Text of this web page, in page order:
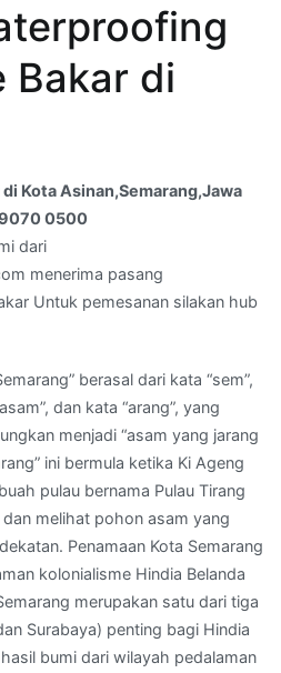
Bakar di
Kota Asinan,Semarang,Jawa
9070 0500
dari
menerima pasang
Untuk pemesanan silakan hub
berasal dari kata “sem”,
dan kata “arang”, yang
menjadi “asam yang jarang
ini bermula ketika Ki Ageng
pulau bernama Pulau Tirang
melihat pohon asam yang
Penamaan Kota Semarang
kolonialisme Hindia Belanda
merupakan satu dari tiga
Surabaya) penting bagi Hindia
bumi dari wilayah pedalaman